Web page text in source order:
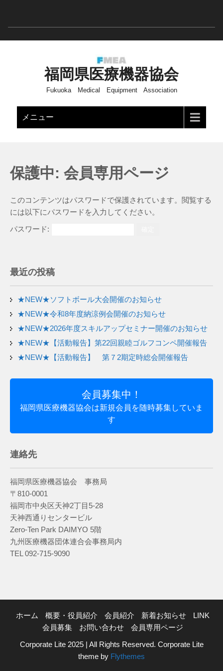
福岡県医療機器協会
Fukuoka Medical Equipment Association
メニュー
保護中: 会員専用ページ
このコンテンツはパスワードで保護されています。閲覧する
には以下にパスワードを入力してください。
パスワード:
最近の投稿
★NEW★ソフトボール大会開催のお知らせ
★NEW★令和8年度納涼例会開催のお知らせ
★NEW★2026年度スキルアップセミナー開催のお知らせ
★NEW★【活動報告】第22回親睦ゴルフコンペ開催報告
★NEW★【活動報告】 第７2期定時総会開催報告
会員募集中！
福岡県医療機器協会は新規会員を随時募集していま
す
連絡先
福岡県医療機器協会 事務局
〒810-0001
福岡市中央区天神2丁目5-28
天神西通りセンタービル
Zero-Ten Park DAIMYO 5階
九州医療機器団体連合会事務局内
TEL 092-715-9090
ホーム 概要・役員紹介 会員紹介 新着お知らせ
LINK
会員募集
お問い合わせ
会員専用ページ
Corporate Lite 2025 | All Rights Reserved. Corporate Lite
theme by Flythemes